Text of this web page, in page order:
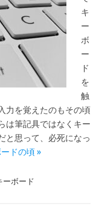
キ
ー
ボ
ー
ド
を
触
力を覚えたのもその頃
は筆記具ではなくキー
と思って、必死になっ
ドの頃 »
ーボード